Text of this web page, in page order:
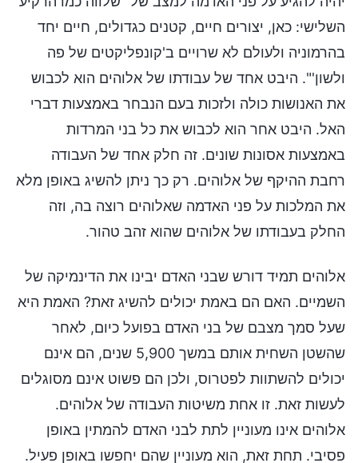
השלישי: כאן, יצורים חיים, קטנים כגדולים, חיים יחד
בהרמוניה ולעולם לא שרויים ב'קונפליקטים של פה
ולשון'". היבט אחד של עבודתו של אלוהים הוא לכבוש
את האנושות כולה ולזכות בעם הנבחר באמצעות דברי
האל. היבט אחר הוא לכבוש את כל בני המרדות
באמצעות אסונות שונים. זה חלק אחד של העבודה
רחבת ההיקף של אלוהים. רק כך ניתן להשיג באופן מלא
את המלכות על פני האדמה שאלוהים רוצה בה, וזה
החלק בעבודתו של אלוהים שהוא זהב טהור.
אלוהים תמיד דורש שבני האדם יבינו את הדינמיקה של
השמיים. האם הם באמת יכולים להשיג זאת? האמת היא
שעל סמך מצבם של בני האדם בפועל כיום, לאחר
שהשטן השחית אותם במשך 5,900 שנים, הם אינם
יכולים להשתוות לפטרוס, ולכן הם פשוט אינם מסוגלים
לעשות זאת. זו אחת משיטות העבודה של אלוהים.
אלוהים אינו מעוניין לתת לבני האדם להמתין באופן
פסיבי. תחת זאת, הוא מעוניין שהם יחפשו באופן פעיל.